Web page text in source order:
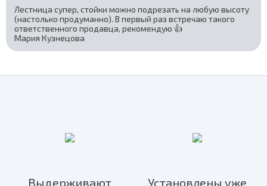
Лестница супер, стойки можно подрезать на любую высоту
(настолько продуманно). В первый раз встречаю такого
ответственного продавца, рекомендую 👍
Мария Кузнецова
Выдерживают
Установлены уже